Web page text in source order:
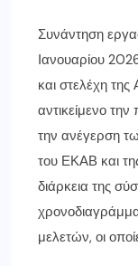
Συνάντηση
Ιανουαρίου
και στελέχη
αντικείμενο
την ανέγερση
του ΕΚΑΒ και
διάρκεια της
μελετών, οι